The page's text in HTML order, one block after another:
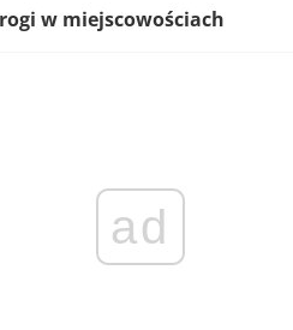
w miejscowościach
ad